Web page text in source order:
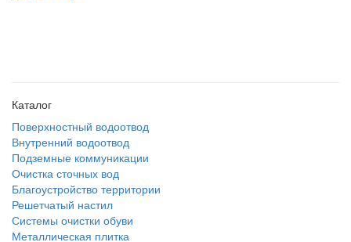
Каталог
Поверхностный водоотвод
Внутренний водоотвод
Подземные коммуникации
Очистка сточных вод
Благоустройство территории
Решетчатый настил
Системы очистки обуви
Металлическая плитка